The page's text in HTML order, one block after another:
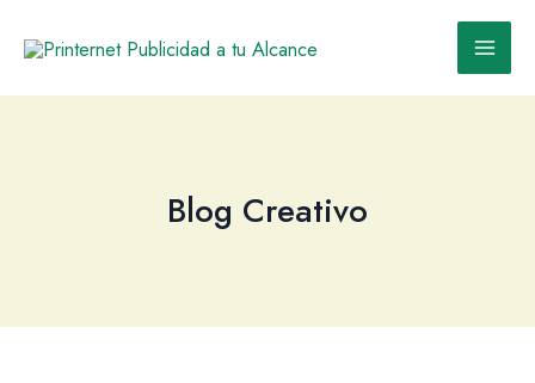
Blog Creativo